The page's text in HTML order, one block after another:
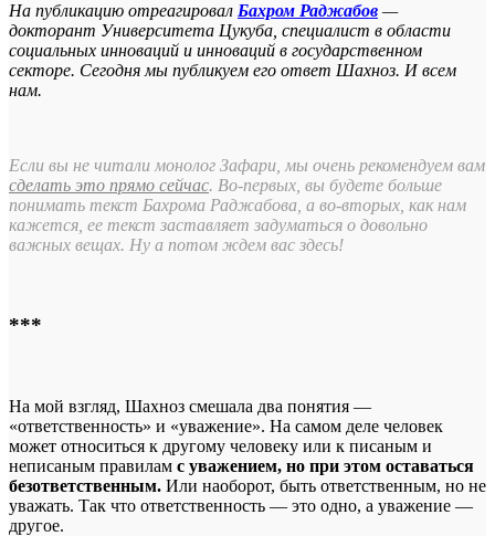
На публикацию отреагировал Бахром Раджабов —
докторант Университета Цукуба, специалист в области
социальных инноваций и инноваций в государственном
секторе. Сегодня мы публикуем его ответ Шахноз. И всем
нам.
Если вы не читали монолог Зафари, мы очень рекомендуем вам
сделать это прямо сейчас. Во-первых, вы будете больше
понимать текст Бахрома Раджабова, а во-вторых, как нам
кажется, ее текст заставляет задуматься о довольно
важных вещах. Ну а потом ждем вас здесь!
***
На мой взгляд, Шахноз смешала два понятия —
«ответственность» и «уважение». На самом деле человек
может относиться к другому человеку или к писаным и
неписаным правилам с уважением, но при этом оставаться
безответственным. Или наоборот, быть ответственным, но не
уважать. Так что ответственность — это одно, а уважение —
другое.